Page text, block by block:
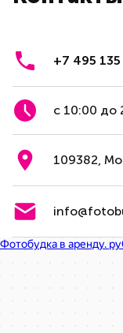
+7 495 135
с 10:00 до
109382,